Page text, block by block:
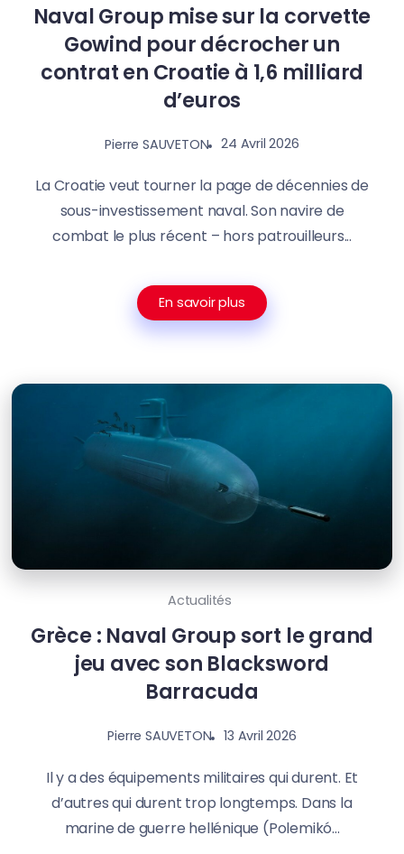
Naval Group mise sur la corvette
Gowind pour décrocher un
contrat en Croatie à 1,6 milliard
d’euros
Pierre SAUVETON 24 Avril 2026
La Croatie veut tourner la page de décennies de
sous-investissement naval. Son navire de
combat le plus récent – hors patrouilleurs...
En savoir plus
Actualités
Grèce : Naval Group sort le grand
jeu avec son Blacksword
Barracuda
Pierre SAUVETON 13 Avril 2026
Il y a des équipements militaires qui durent. Et
d’autres qui durent trop longtemps. Dans la
marine de guerre hellénique (Polemikó...